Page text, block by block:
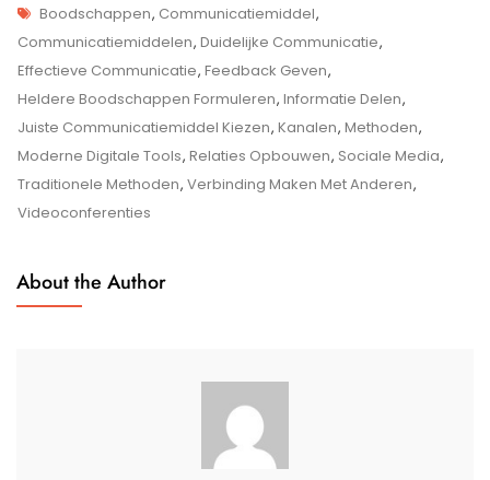
Belang
Van
Effectieve
In
De
Tags
Boodschappen, Communicatiemiddel,
Communicatiemiddelen, Duidelijke Communicatie,
Effectieve Communicatie, Feedback Geven,
Heldere Boodschappen Formuleren, Informatie Delen,
Juiste Communicatiemiddel Kiezen, Kanalen, Methoden,
Moderne Digitale Tools, Relaties Opbouwen, Sociale Media,
Traditionele Methoden, Verbinding Maken Met Anderen,
Videoconferenties
About the Author